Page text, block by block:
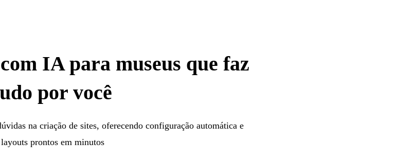
IA para museus que faz
por você
na criação de sites, oferecendo configuração automática e
layouts prontos em minutos